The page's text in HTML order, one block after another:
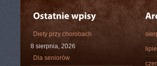
Diety przy chorobach
8 sierpnia, 2026
Dla seniorów